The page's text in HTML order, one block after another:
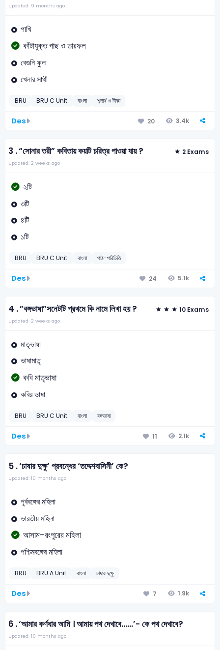
Updated: 9 months ago
পাখি
কাঁটাযুক্ত গাছ ও তারফল
বেগুনি ফুল
খেলার সাথী
BRU BRU C Unit বাংলা শব্দার্থ ও টীকা
Des 20 3.4k
3 .“সোনার তরী” কবিতায় কয়টি চরিত্র পাওয়া যায় ? 2 Exams
Updated: 2 weeks ago
২টি
৩টি
৪টি
১টি
BRU BRU C Unit বাংলা পাঠ-পরিচিতি
Des 24 5.1k
4 .”বঙ্গভাষা”সনেটটি প্রথমে কি নামে লিখা হয় ? 10 Exams
Updated: 2 weeks ago
মাতৃভাষা
ভাষামাতৃ
কবি মাতৃভাষা
কবির ভাষা
BRU BRU C Unit বাংলা বঙ্গভাষা
Des 11 2.1k
5 .‘চাষার দুক্ষু’ প্রবন্ধের ‘তদ্দেশবাসিনী’ কে?
Updated: 10 months ago
পূর্ববঙ্গের মহিলা
ভারতীয় মহিলা
আসাম-রংপুরের মহিলা
পশ্চিমবঙ্গের মহিলা
BRU BRU A Unit বাংলা চাষার দুক্ষু
Des 7 1.9k
6 .‘আমার কর্ণধার আমি । আমায় পথ দেখাবে......’- কে পথ দেখাবে?
Updated: 10 months ago